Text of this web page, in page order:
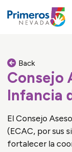
Back
Consejo
Infancia
El Consejo
(ECAC, por sus
fortalecer la